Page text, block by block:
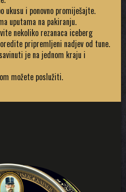
ukusu i ponovno promiješajte.
uputama na pakiranju.
nekoliko rezanaca iceberg
pripremljeni nadjev od tune.
je na jednom kraju i
možete poslužiti.